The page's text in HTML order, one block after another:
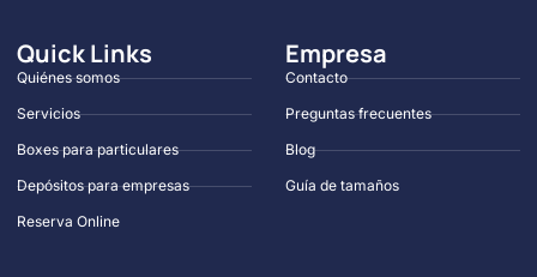
Quick Links
Quiénes somos
Servicios
Boxes para particulares
Depósitos para empresas
Reserva Online
Empresa
Contacto
Preguntas frecuentes
Blog
Guía de tamaños